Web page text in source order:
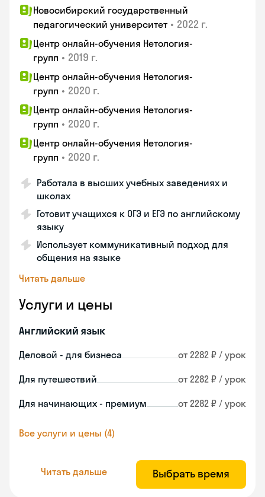
Новосибирский государственный
педагогический университет • 2022 г.
Центр онлайн-обучения Нетология-
групп • 2019 г.
Центр онлайн-обучения Нетология-
групп • 2020 г.
Центр онлайн-обучения Нетология-
групп • 2020 г.
Центр онлайн-обучения Нетология-
групп • 2020 г.
Работала в высших учебных заведениях и
школах
Готовит учащихся к ОГЭ и ЕГЭ по английскому
языку
Использует коммуникативный подход для
общения на языке
Читать дальше
Услуги и цены
Английский язык
Деловой - для бизнеса от 2282 ₽ / урок
Для путешествий от 2282 ₽ / урок
Для начинающих - премиум от 2282 ₽ / урок
Все услуги и цены (4)
Читать дальше Выбрать время